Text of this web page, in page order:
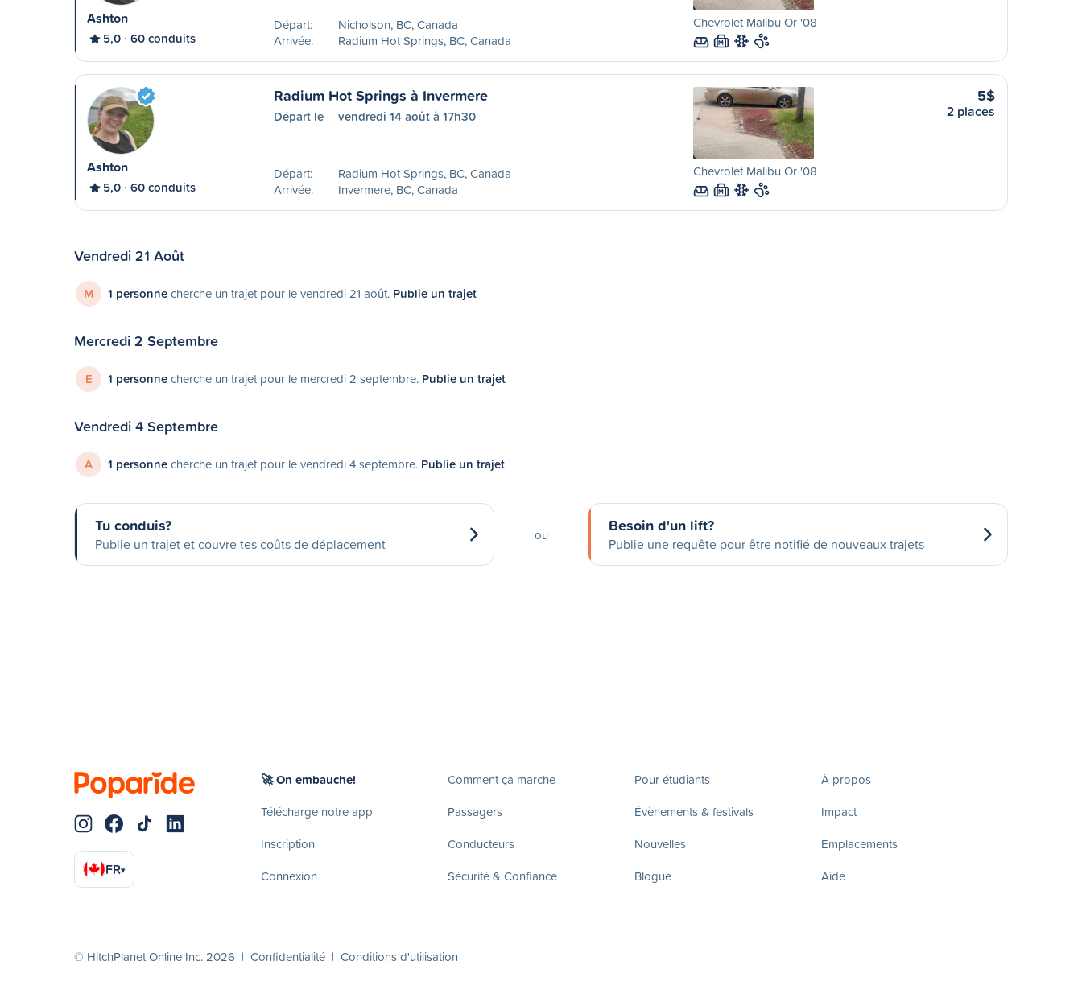
Ashton
5,0 60 conduits
Départ:
Nicholson, BC, Canada
Arrivée:
Radium Hot Springs, BC, Canada
Chevrolet Malibu Or '08
M
Ashton
5,0 60 conduits
Radium Hot Springs à Invermere
Départ le vendredi 14 août à 17h30
Départ:
Radium Hot Springs, BC, Canada
Arrivée:
Invermere, BC, Canada
Chevrolet Malibu Or '08
M
5$
2 places
Vendredi 21 Août
M 1 personnecherche un trajet pour le vendredi 21 août. Publie un trajet
Mercredi 2 Septembre
E 1 personnecherche un trajet pour le mercredi 2 septembre. Publie un trajet
Vendredi 4 Septembre
A 1 personnecherche un trajet pour le vendredi 4 septembre. Publie un trajet
Tu conduis?
Publie un trajet et couvre tes coûts de déplacement
ou Besoin d'un lift?
Publie une requête pour être notifié de nouveaux trajets
FR▾
🚀 On embauche!
Télécharge notre app
Inscription
Connexion
Comment ça marche
Passagers
Conducteurs
Sécurité & Confiance
Pour étudiants
Évènements & festivals
Nouvelles
Blogue
À propos
Impact
Emplacements
Aide
© HitchPlanet Online Inc. 2026 | Confidentialité | Conditions d'utilisation